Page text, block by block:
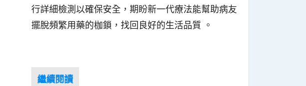
行詳細檢測以確保安全，期盼新一代療法能幫助病友
擺脫頻繁用藥的枷鎖，找回良好的生活品質 。